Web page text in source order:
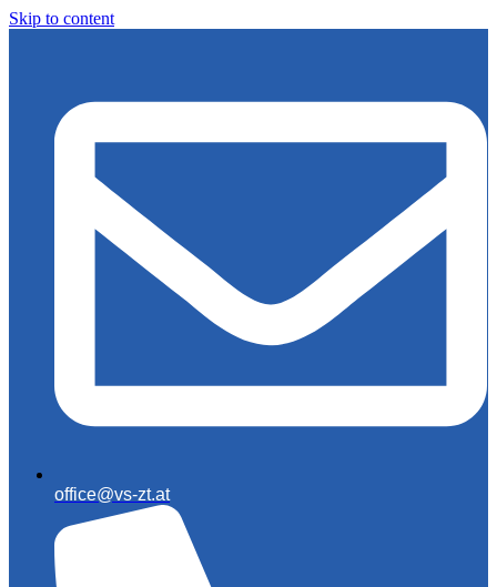
Skip to content
office@vs-zt.at